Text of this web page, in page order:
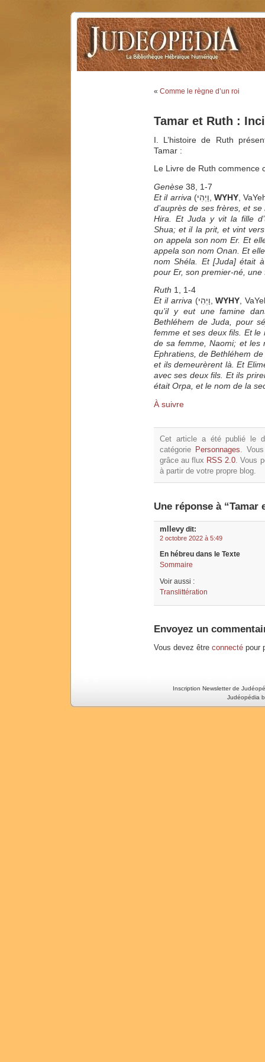
« Comme le règne d’un roi
Tamar et Ruth :
I. L’histoire de Ruth
Tamar :
Le Livre de Ruth commence
Genèse 38, 1-7
Et il arriva
(וַיְהִי,WYHY ,
d’auprès de ses frères, et
Hira. Et Juda y vit la fille
Shua; et il la prit, et vint
on appela son nom Er. Et
appela son nom Onan. Et
nom Shéla. Et [Juda] était
pour Er, son premier-né,
Ruth 1, 1-4
Et il arriva
(וַיְהִי,WYHY,
qu’il y eut une famine
Bethléhem de Juda, pour
femme et ses deux fils. Et le
de sa femme, Naomi; et les
Ephratiens, de Bethléhem
et ils demeurèrent là. Et
avec ses deux fils. Et ils
était Orpa, et le nom de la
À suivre
Cet article a été publié le
catégorie Personnages .
grâce au flux RSS 2.0 . Vous
à partir de votre propre blog.
Une réponse à
mllevy dit:
2 octobre 2022 à 5:49
En hébreu dans le Texte
Sommaire
Voir aussi :
Translittération
Envoyez un
Vous devez être connecté pour
Inscription Newsletter de
Judéopédia